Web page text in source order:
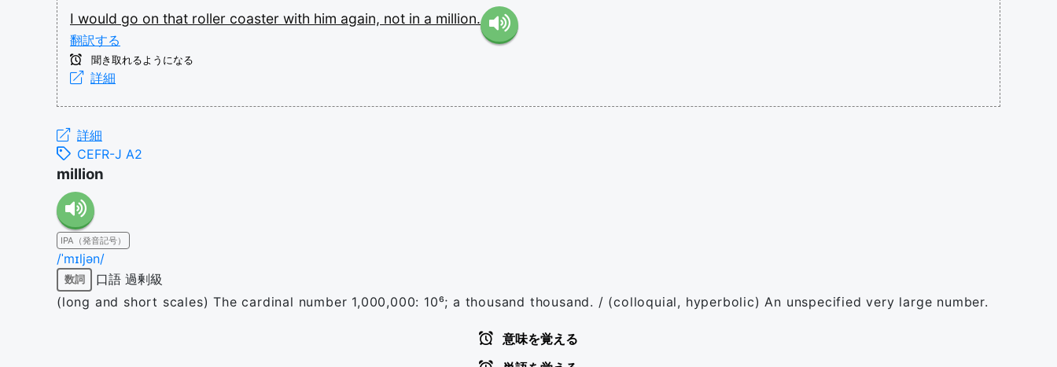
I would go on that roller coaster with him again, not in a million.
翻訳する
聞き取れるようになる
詳細
詳細
CEFR-J A2
million
IPA（発音記号）
/ˈmɪljən/
数詞 口語 過剰級
(long and short scales) The cardinal number 1,000,000: 10⁶; a thousand thousand. / (colloquial, hyperbolic) An unspecified very large number.
意味を覚える